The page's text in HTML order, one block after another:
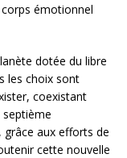
émotionnel
dotée du libre
les choix sont
coexistant
septième
aux efforts de
cette nouvelle